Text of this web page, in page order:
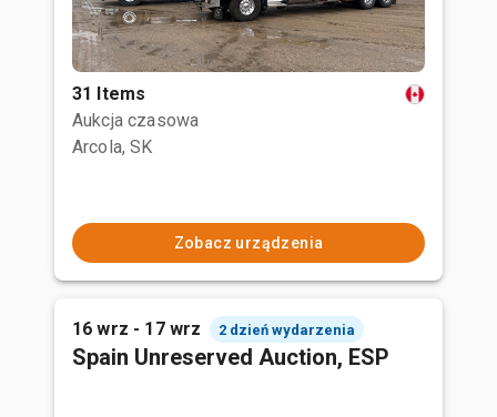
31 Items
Aukcja czasowa
Arcola, SK
Zobacz urządzenia
16 wrz - 17 wrz 2 dzień wydarzenia
Spain Unreserved Auction, ESP